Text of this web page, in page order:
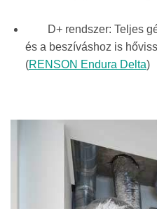
D+ rendszer: Teljes
és a beszíváshoz is
(RENSON Endura Delta)